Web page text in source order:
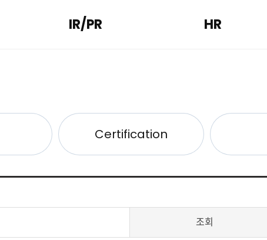
IR/PR HR
Certification
조회